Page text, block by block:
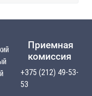
Приемная
комиссия
+375 (212) 49-53-
53